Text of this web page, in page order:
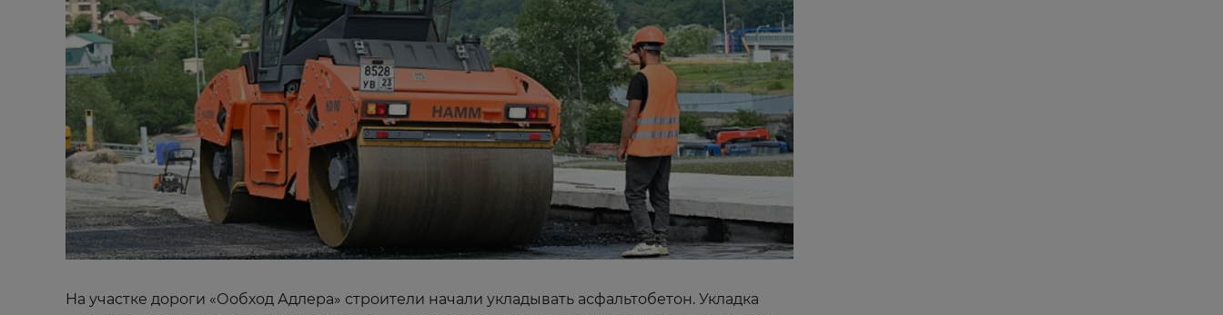
На участке дороги «Ообход Адлера» строители начали укладывать асфальтобетон. Укладка